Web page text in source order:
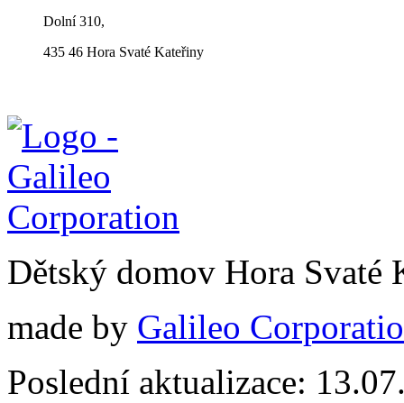
Dolní 310,
435 46 Hora Svaté Kateřiny
Dětský domov Hora
made by Galileo
Poslední aktualizace: